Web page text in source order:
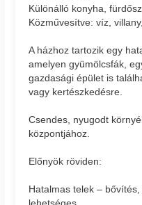
Különálló konyha,
Közművesítve: víz,
A házhoz tartozik egy
amelyen gyümölcsfák,
gazdasági épület is
vagy kertészkedésre.
Csendes, nyugodt
központjához.
Előnyök röviden:
Hatalmas telek –